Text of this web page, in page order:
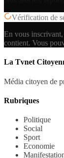
Vérification de
En vous
contient. Vous
La Tvnet
Média citoyen de
Rubriques
Politique
Social
Sport
Economie